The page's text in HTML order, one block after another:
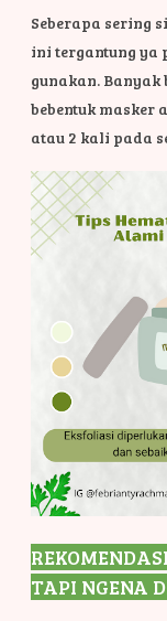
Seberapa sering
ini tergantung ya
gunakan.
bebentuk masker
atau 2 kali pada
TAPI NGENA